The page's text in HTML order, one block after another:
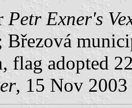
Petr Exner's
Březová
flag adopted
, 15 Nov 2003